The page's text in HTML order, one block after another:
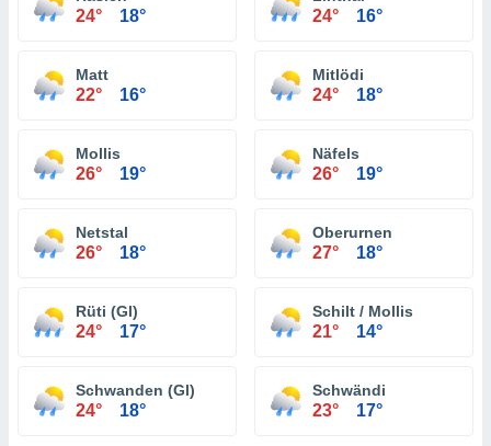
24° 18° 24° 16°
Matt
22° 16°
Mitlödi
24° 18°
Mollis
26° 19°
Näfels
26° 19°
Netstal
26° 18°
Oberurnen
27° 18°
Rüti (Gl)
24° 17°
Schilt / Mollis
21° 14°
Schwanden (Gl)
24° 18°
Schwändi
23° 17°